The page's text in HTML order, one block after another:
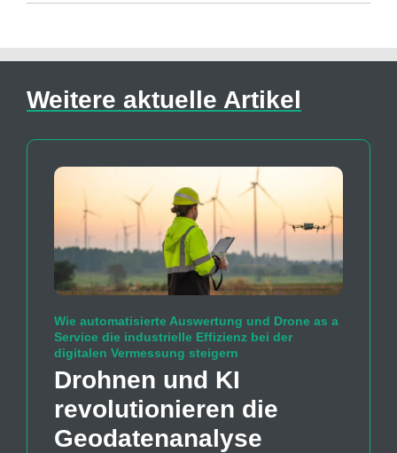
Weitere aktuelle Artikel
Wie automatisierte Auswertung und Drone as a
Service die industrielle Effizienz bei der
digitalen Vermessung steigern
Drohnen und KI
revolutionieren die
Geodaten­analyse